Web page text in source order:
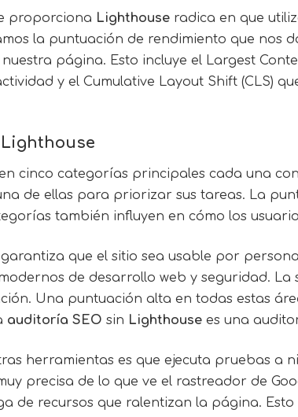
proporciona Lighthouse radica en que
la puntuación de rendimiento que nos
página. Esto incluye el Largest
y el Cumulative Layout Shift (CLS)
cinco categorías principales cada una
de ellas para priorizar sus tareas. La
también influyen en cómo los
que el sitio sea usable por
de desarrollo web y seguridad.
Una puntuación alta en todas estas
auditoría SEO sin Lighthouse es una
herramientas es que ejecuta pruebas a
precisa de lo que ve el rastreador de
de recursos que ralentizan la página.